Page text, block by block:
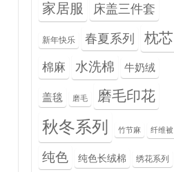
家居服 床盖三件套
新年快乐 春夏系列 枕芯
棉麻 水洗棉 牛奶绒
盖毯 磨毛 磨毛印花
秋冬系列 竹节麻 纤维被
纯色 纯色长绒棉 绣花系列